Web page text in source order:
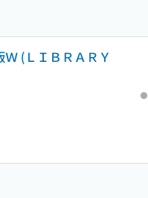
(ＬＩＢＲＡＲＹ